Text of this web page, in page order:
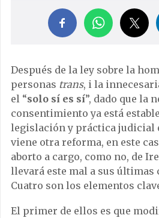
Después de la ley sobre la
personas trans, i la
el “solo sí es sí”, dado que la
consentimiento ya está
legislación y práctica judicial
viene otra reforma, en este
aborto a cargo, como no, de
llevará este mal a sus últimas
Cuatro son los elementos
El primer de ellos es que